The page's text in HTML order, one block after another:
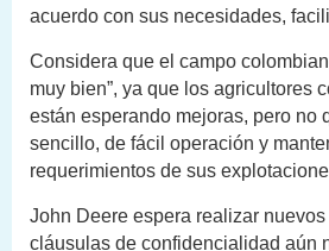
acuerdo con sus necesidades,
Considera que el campo
muy bien”, ya que los agricultores
están esperando mejoras, pero no
sencillo, de fácil operación y
requerimientos de sus
John Deere espera realizar
cláusulas de confidencialidad aún